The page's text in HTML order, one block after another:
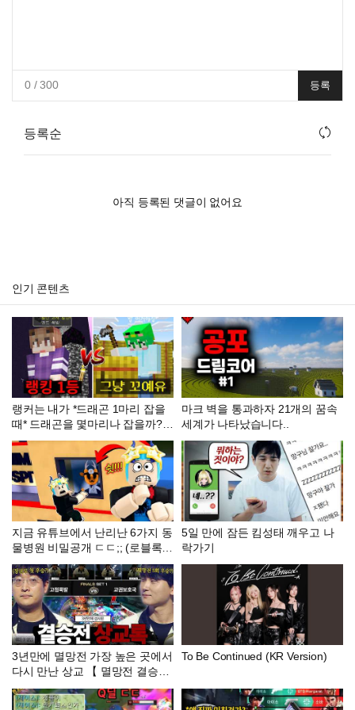
0/ 300 등록
등록순
아직 등록된 댓글이 없어요
인기 콘텐츠
랭커는 내가 *드래곤 1마리 잡을
때* 드래곤을 몇마리나 잡을까?
[스피드런 배틀]
마크 벽을 통과하자 21개의 꿈속
세계가 나타났습니다..
지금 유튜브에서 난리난 6가지 동
물병원 비밀공개 ㄷㄷ;; (로블록스
동물병원변칙성)
5일 만에 잠든 킴성태 깨우고 나
락가기
3년만에 멸망전 가장 높은 곳에서
다시 만난 상교 【 멸망전 결승전
】
To Be Continued (KR Version)